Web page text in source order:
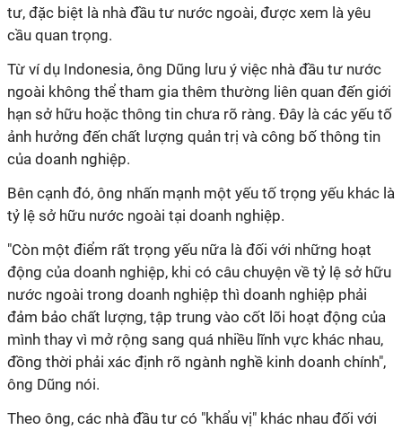
tư, đặc biệt là nhà đầu tư nước ngoài, được xem là yêu
cầu quan trọng.
Từ ví dụ Indonesia, ông Dũng lưu ý việc nhà đầu tư nước
ngoài không thể tham gia thêm thường liên quan đến giới
hạn sở hữu hoặc thông tin chưa rõ ràng. Đây là các yếu tố
ảnh hưởng đến chất lượng quản trị và công bố thông tin
của doanh nghiệp.
Bên cạnh đó, ông nhấn mạnh một yếu tố trọng yếu khác là
tỷ lệ sở hữu nước ngoài tại doanh nghiệp.
"Còn một điểm rất trọng yếu nữa là đối với những hoạt
động của doanh nghiệp, khi có câu chuyện về tỷ lệ sở hữu
nước ngoài trong doanh nghiệp thì doanh nghiệp phải
đảm bảo chất lượng, tập trung vào cốt lõi hoạt động của
mình thay vì mở rộng sang quá nhiều lĩnh vực khác nhau,
đồng thời phải xác định rõ ngành nghề kinh doanh chính",
ông Dũng nói.
Theo ông, các nhà đầu tư có "khẩu vị" khác nhau đối với